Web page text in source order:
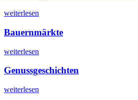
weiterlesen
Bauernmärkte
weiterlesen
Genussgeschichten
weiterlesen